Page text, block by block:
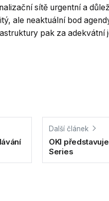
sítě urgentní a
ale neaktuální bod
pak za adekvátní
Další článek
OKI
Series